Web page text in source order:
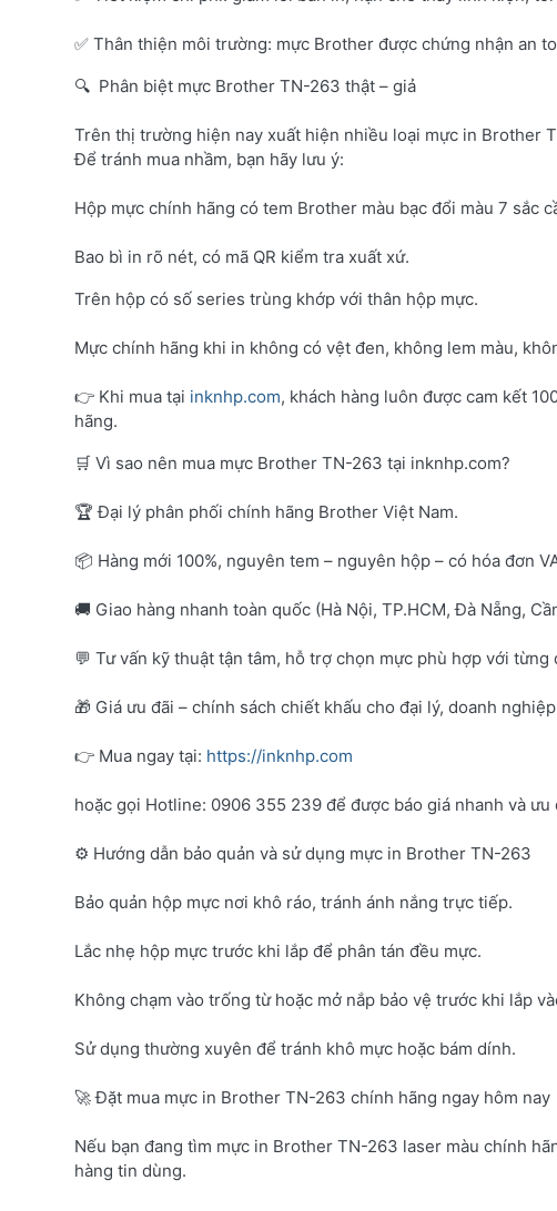
✅ Thân thiện môi trường: mực Brother được chứng nhận an
🔍 Phân biệt mực Brother TN-263 thật – giả
Trên thị trường hiện nay xuất hiện nhiều loại mực in Brother
Để tránh mua nhầm, bạn hãy lưu ý:
Hộp mực chính hãng có tem Brother màu bạc đổi màu 7 sắc
Bao bì in rõ nét, có mã QR kiểm tra xuất xứ.
Trên hộp có số series trùng khớp với thân hộp mực.
Mực chính hãng khi in không có vệt đen, không lem màu,
👉 Khi mua tại inknhp.com, khách hàng luôn được cam kết
hãng.
🛒 Vì sao nên mua mực Brother TN-263 tại inknhp.com?
🏆 Đại lý phân phối chính hãng Brother Việt Nam.
📦 Hàng mới 100%, nguyên tem – nguyên hộp – có hóa đơn
🚚 Giao hàng nhanh toàn quốc (Hà Nội, TP.HCM, Đà Nẵng,
💬 Tư vấn kỹ thuật tận tâm, hỗ trợ chọn mực phù hợp với từng
🎁 Giá ưu đãi – chính sách chiết khấu cho đại lý, doanh
👉 Mua ngay tại: https://inknhp.com
hoặc gọi Hotline: 0906 355 239 để được báo giá nhanh và ưu
⚙️ Hướng dẫn bảo quản và sử dụng mực in Brother TN-263
Bảo quản hộp mực nơi khô ráo, tránh ánh nắng trực tiếp.
Lắc nhẹ hộp mực trước khi lắp để phân tán đều mực.
Không chạm vào trống từ hoặc mở nắp bảo vệ trước khi lắp
Sử dụng thường xuyên để tránh khô mực hoặc bám dính.
🚀 Đặt mua mực in Brother TN-263 chính hãng ngay hôm nay
Nếu bạn đang tìm mực in Brother TN-263 laser màu chính
hàng tin dùng.